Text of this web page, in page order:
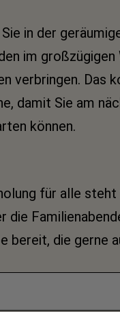
in der
im
verbringen. Das
damit Sie am
können.
für alle
bereit, die gerne